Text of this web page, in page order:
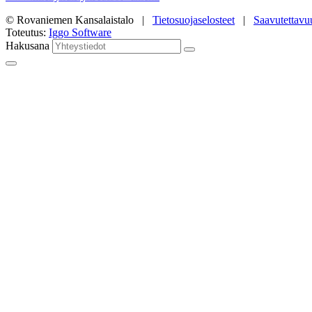
© Rovaniemen Kansalaistalo | Tietosuojaselosteet |
Toteutus: Iggo Software
Hakusana